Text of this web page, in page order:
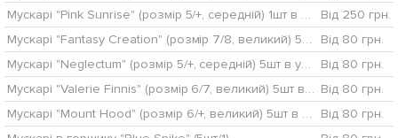
Мускарі "Pink Sunrise" (розмір 5/+, середній) 1шт в упаковці
Від 250 грн.
Мускарі "Fantasy Creation" (розмір 7/8, великий) 5шт в упаковці
Від 80 грн.
Мускарі "Neglectum" (розмір 5/+, середній) 5шт в упаковці
Від 80 грн.
Мускарі "Valerie Finnis" (розмір 6/7, великий) 5шт в упаковці Від 80 грн.
Мускарі "Mount Hood" (розмір 6/+, великий) 5шт в упаковці
Від 80 грн.